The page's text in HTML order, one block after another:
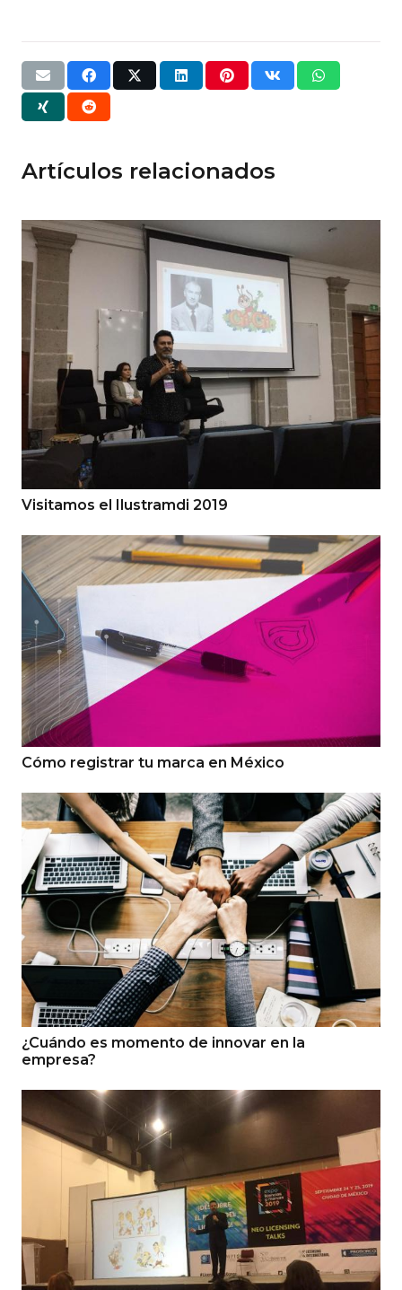
Artículos relacionados
Visitamos el Ilustramdi 2019
Cómo registrar tu marca en México
¿Cuándo es momento de innovar en la
empresa?